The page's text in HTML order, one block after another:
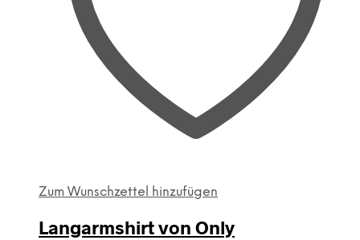
Zum Wunschzettel hinzufügen
Langarmshirt von Only